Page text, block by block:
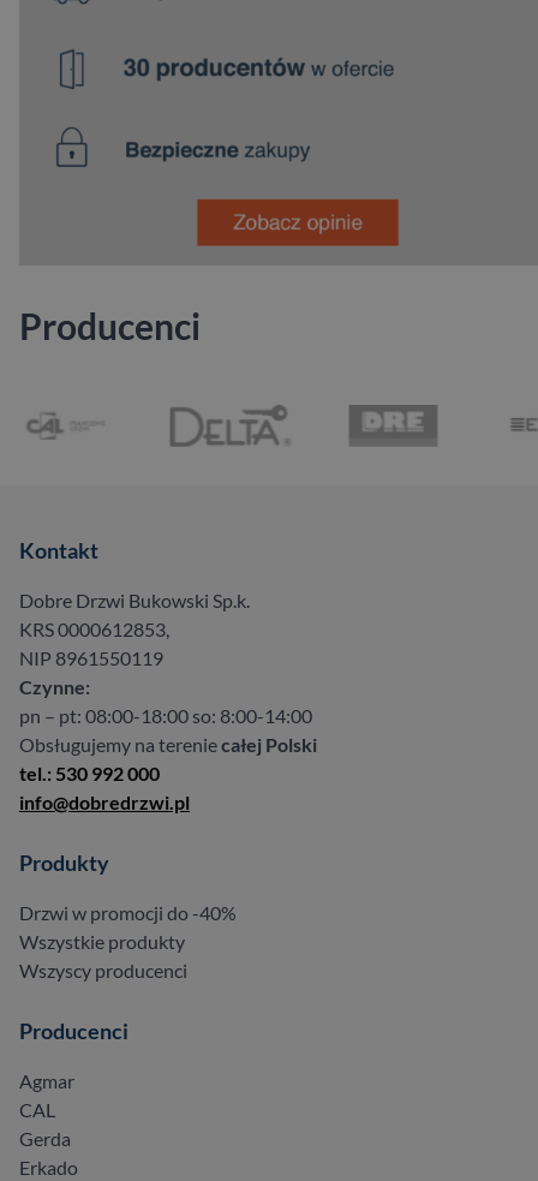
Producenci
Kontakt
Dobre Drzwi Bukowski Sp.k.
KRS 0000612853,
NIP 8961550119
Czynne:
pn – pt: 08:00-18:00 so: 8:00-14:00
Obsługujemy na tereniecałej Polski
tel.: 530 992 000
info@dobredrzwi.pl
Produkty
Drzwi w promocji do -40%
Wszystkie produkty
Wszyscy producenci
Producenci
Agmar
CAL
Gerda
Erkado